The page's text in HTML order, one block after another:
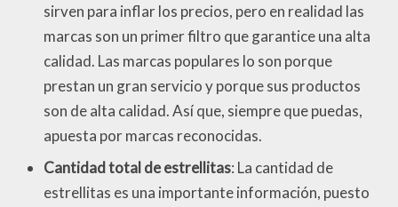
sirven para inflar los precios, pero en realidad las
marcas son un primer filtro que garantice una alta
calidad. Las marcas populares lo son porque
prestan un gran servicio y porque sus productos
son de alta calidad. Así que, siempre que puedas,
apuesta por marcas reconocidas.
Cantidad total de estrellitas: La cantidad de
estrellitas es una importante información, puesto